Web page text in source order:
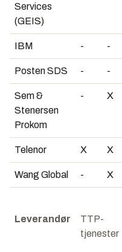
Services
(GEIS)
IBM - -
Posten SDS - -
Sem &
Stenersen
Prokom
- X
Telenor X X
Wang Global - X
Leverandør
TTP-
tjenester